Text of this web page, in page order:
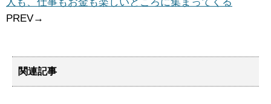
PREV→
関連記事